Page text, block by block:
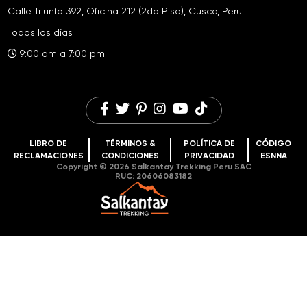
Sostenibilidad
Fundación Salkantay
Comentarios de viajes
Caminatas a Choquequirao
Huchuy Qosqo
Montaña de Colores
Calle Triunfo 392, Oficina 212 (2do Piso), Cusco, Peru
Todos los días
9:00 am a 7:00 pm
Copyright © 2026 Salkantay Trekking Peru SAC
RUC: 20606083182
LIBRO DE
RECLAMACIONES
TÉRMINOS &
CONDICIONES
POLÍTICA DE
PRIVACIDAD
CÓDIGO
ESNNA